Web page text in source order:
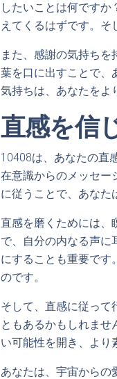
したいことは何です
えてくるはずです。そ
また、感謝の気持ち
葉を口に出すことで、
気持ちは、あなたをよ
直感を信
10408は、あなたの直
在意識からのメッセー
に従うことで、あなた
直感を磨くためには、
で、自分の内なる声に
にすることも重要です
のです。
そして、直感に従って
ともあるかもしれませ
い可能性を開き、より
あなたは、宇宙からの